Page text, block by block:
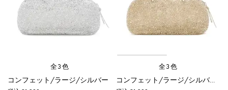
全3色
コンフェット/ラージ/シルバー
全3色
コンフェット/ラージ/シルバーゴールド